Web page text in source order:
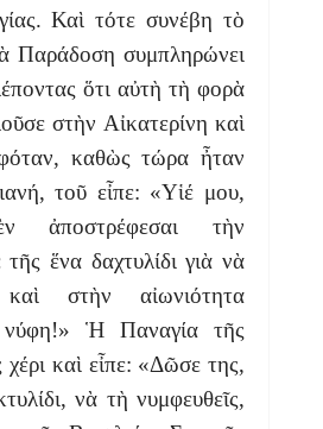
Καὶ τότε συνέβη τὸ
Παράδοση συμπληρώνει
ὅτι αὐτὴ τὴ φορὰ
στὴν Αἰκατερίνη καὶ
καθὼς τώρα ἦταν
τοῦ εἶπε: «Υἱέ μου,
ἀποστρέφεσαι τὴν
ἕνα δαχτυλίδι γιὰ νὰ
στὴν αἰωνιότητα
νύφη!» Ἡ Παναγία τῆς
χέρι καὶ εἶπε: «Δῶσε της,
νὰ τὴ νυμφευθεῖς,